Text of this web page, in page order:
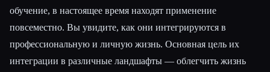
обучение, в настоящее время находят применение
повсеместно. Вы увидите, как они интегрируются в
профессиональную и личную жизнь. Основная цель их
интеграции в различные ландшафты — облегчить жизнь